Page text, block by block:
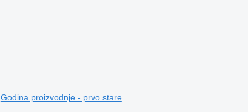
Godina proizvodnje - prvo stare